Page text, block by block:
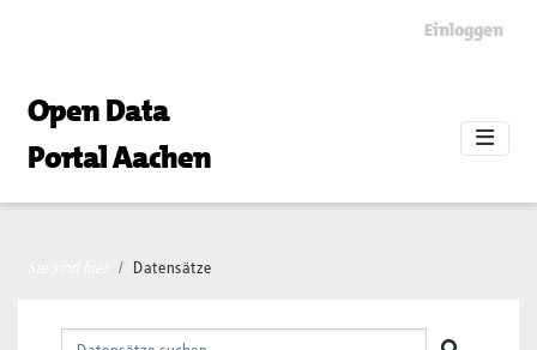
Einloggen
Open Data
Portal Aachen
Datensätze